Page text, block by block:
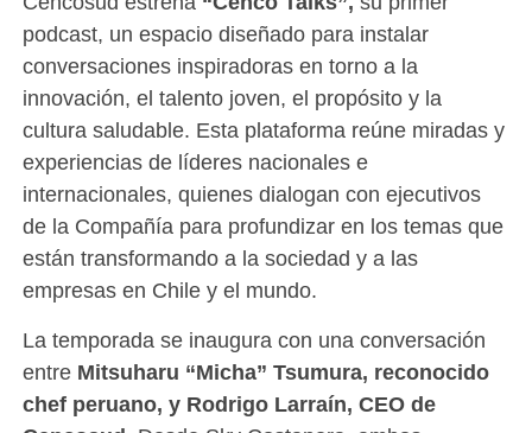
podcast, un espacio diseñado para instalar
conversaciones inspiradoras en torno a la
innovación, el talento joven, el propósito y la
cultura saludable. Esta plataforma reúne miradas y
experiencias de líderes nacionales e
internacionales, quienes dialogan con ejecutivos
de la Compañía para profundizar en los temas que
están transformando a la sociedad y a las
empresas en Chile y el mundo.
La temporada se inaugura con una conversación
entre Mitsuharu “Micha” Tsumura, reconocido
chef peruano, y Rodrigo Larraín, CEO de